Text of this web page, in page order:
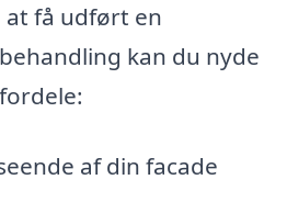
at få udført en
kan du nyde
af din facade